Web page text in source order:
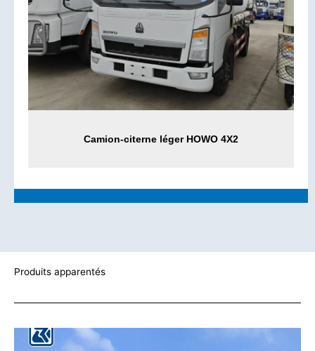
Camion-citerne léger HOWO 4X2
Produits apparentés